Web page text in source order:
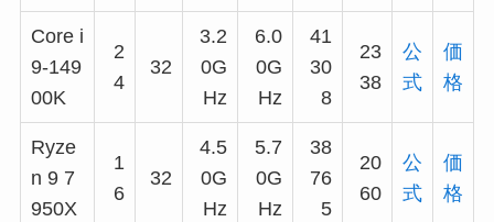
Core i
9-149
00K
2
4
32
3.2
0G
Hz
6.0
0G
Hz
41
30
8
23
38
公
式
価
格
Ryze
n 9 7
950X
1
6
32
4.5
0G
Hz
5.7
0G
Hz
38
76
5
20
60
公
式
価
格